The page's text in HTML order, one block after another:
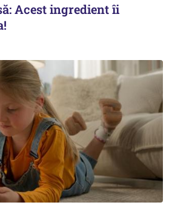
Acest ingredient îi